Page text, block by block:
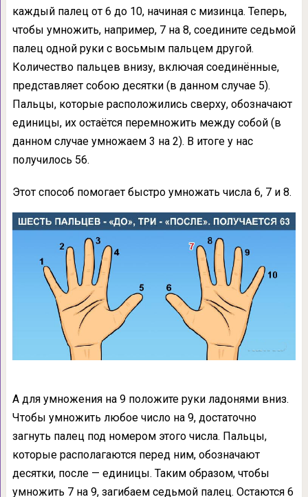
каждый палец от 6 до 10, начиная с мизинца. Теперь,
чтобы умножить, например, 7 на 8, соедините седьмой
палец одной руки с восьмым пальцем другой.
Количество пальцев внизу, включая соединённые,
представляет собою десятки (в данном случае 5).
Пальцы, которые расположились сверху, обозначают
единицы, их остаётся перемножить между собой (в
данном случае умножаем 3 на 2). В итоге у нас
получилось 56.
Этот способ помогает быстро умножать числа 6, 7 и 8.
А для умножения на 9 положите руки ладонями вниз.
Чтобы умножить любое число на 9, достаточно
загнуть палец под номером этого числа. Пальцы,
которые располагаются перед ним, обозначают
десятки, после — единицы. Таким образом, чтобы
умножить 7 на 9, загибаем седьмой палец. Остаются 6